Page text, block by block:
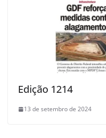
Edição 1214
13 de setembro de 2024